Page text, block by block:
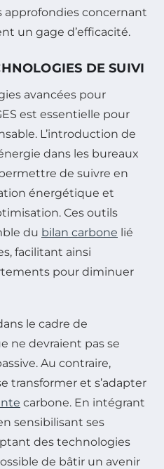
approfondies concernant
un gage d’efficacité.
DE SUIVI
avancées pour
est essentielle pour
L’introduction de
dans les bureaux
de suivre en
énergétique et
Ces outils
du bilan carbone lié
facilitant ainsi
pour diminuer
le cadre de
ne devraient pas se
Au contraire,
transformer et s’adapter
carbone. En intégrant
sensibilisant ses
des technologies
de bâtir un avenir